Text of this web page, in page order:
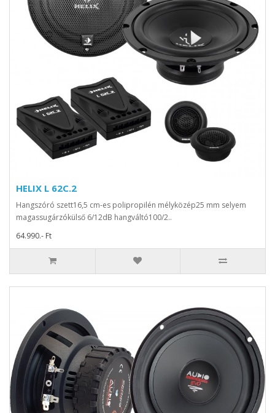
HELIX L 62C.2
Hangszóró szett16,5 cm-es polipropilén mélyközép25 mm selyem
magassugárzókülső 6/12dB hangváltó100/2..
64.990.- Ft